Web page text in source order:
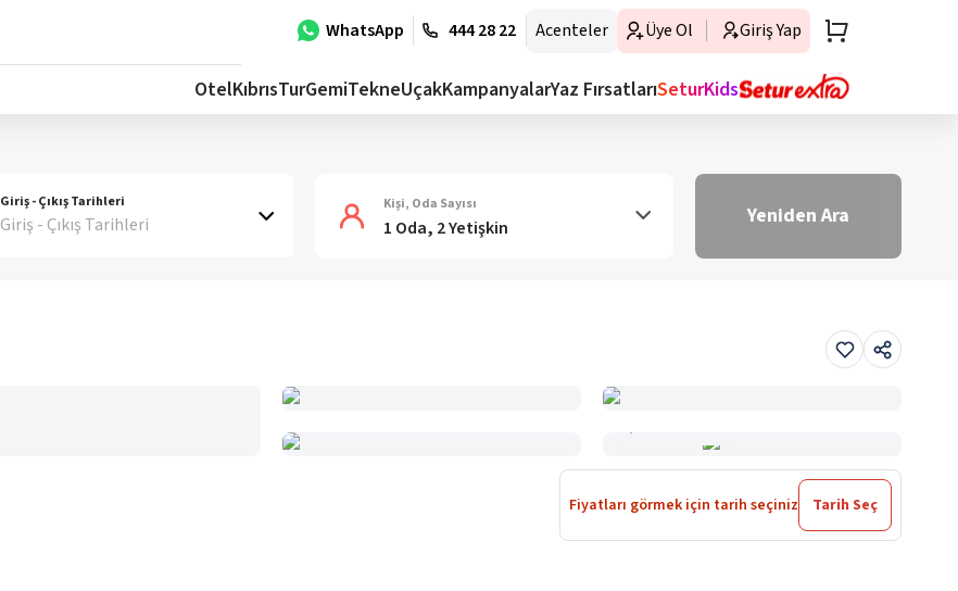
WhatsApp 444 28 22 Acenteler Üye Ol Giriş Yap
OtelKıbrısTurGemiTekneUçakKampanyalarYaz FırsatlarıSeturKids
Giriş - Çıkış Tarihleri
Giriş - Çıkış Tarihleri
Kişi, Oda Sayısı
1 Oda, 2 Yetişkin Yeniden Ara
Fiyatları görmek için tarih seçiniz Tarih Seç